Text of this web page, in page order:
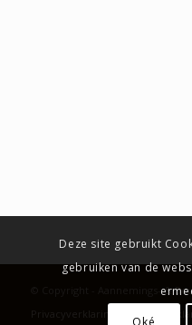
© Copyright - Aannemings- &
Deze site gebruikt
gebruiken van de